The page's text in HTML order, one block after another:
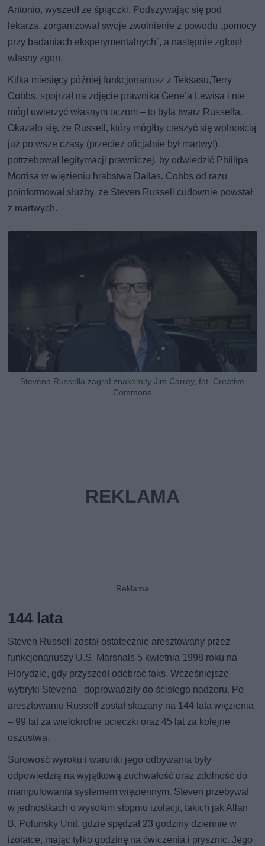
Antonio, wyszedł ze śpiączki. Podszywając się pod
lekarza, zorganizował swoje zwolnienie z powodu „pomocy
przy badaniach eksperymentalnych”, a następnie zgłosił
własny zgon.
Kilka miesięcy później funkcjonariusz z Teksasu,Terry
Cobbs, spojrzał na zdjęcie prawnika Gene’a Lewisa i nie
mógł uwierzyć własnym oczom – to była twarz Russella.
Okazało się, że Russell, który mógłby cieszyć się wolnością
już po wsze czasy (przecież oficjalnie był martwy!),
potrzebował legitymacji prawniczej, by odwiedzić Phillipa
Morrisa w więzieniu hrabstwa Dallas. Cobbs od razu
poinformował służby, że Steven Russell cudownie powstał
z martwych.
Stevena Russella zagrał znakomity Jim Carrey, fot. Creative
Commons
144 lata
Steven Russell został ostatecznie aresztowany przez
funkcjonariuszy U.S. Marshals 5 kwietnia 1998 roku na
Florydzie, gdy przyszedł odebrać faks. Wcześniejsze
wybryki Stevena doprowadziły do ścisłego nadzoru. Po
aresztowaniu Russell został skazany na 144 lata więzienia
– 99 lat za wielokrotne ucieczki oraz 45 lat za kolejne
oszustwa.
Surowość wyroku i warunki jego odbywania były
odpowiedzią na wyjątkową zuchwałość oraz zdolność do
manipulowania systemem więziennym. Steven przebywał
w jednostkach o wysokim stopniu izolacji, takich jak Allan
B. Polunsky Unit, gdzie spędzał 23 godziny dziennie w
izolatce, mając tylko godzinę na ćwiczenia i prysznic. Jego